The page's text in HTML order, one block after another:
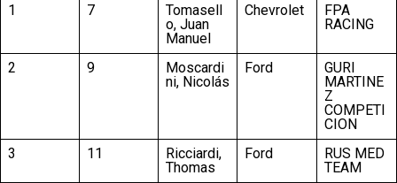
1
7
Tomasell
o, Juan
Manuel
Chevrolet
FPA
RACING
2 9
Moscardi
ni, Nicolás
Ford
GURI
MARTINE
Z
COMPETI
CION
3
11
Ricciardi,
Thomas
Ford
RUS MED
TEAM